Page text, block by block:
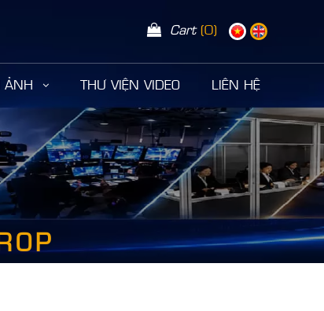
Cart (0)
ẢNH THƯ VIỆN VIDEO LIÊN HỆ